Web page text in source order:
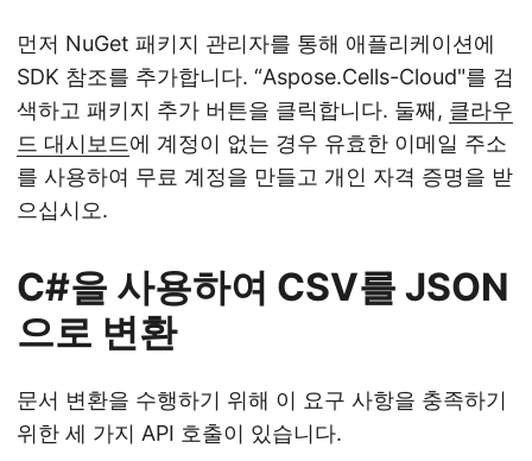
먼저 NuGet 패키지 관리자를 통해 애플리케이션에
SDK 참조를 추가합니다. “Aspose.Cells-Cloud"를 검
색하고 패키지 추가 버튼을 클릭합니다. 둘째, 클라우
드 대시보드에 계정이 없는 경우 유효한 이메일 주소
를 사용하여 무료 계정을 만들고 개인 자격 증명을 받
으십시오.
C#을 사용하여 CSV를 JSON
으로 변환
문서 변환을 수행하기 위해 이 요구 사항을 충족하기
위한 세 가지 API 호출이 있습니다.